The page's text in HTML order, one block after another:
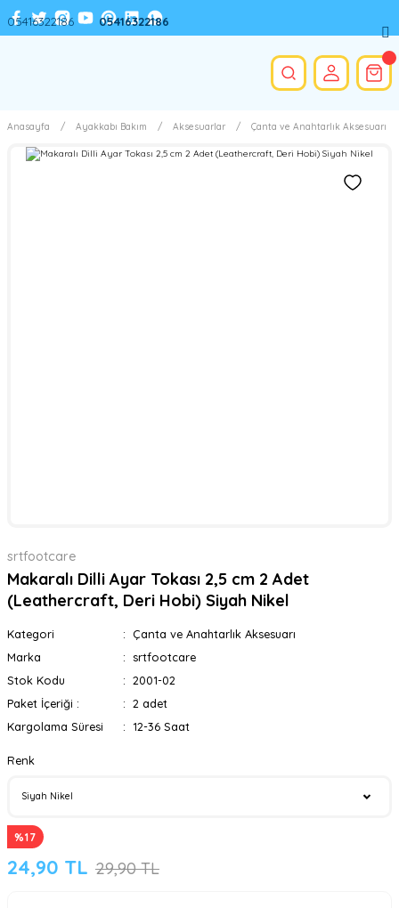
Anasayfa Ayakkabı Bakım Aksesuarlar Çanta ve Anahtarlık Aksesuarı
srtfootcare
Makaralı Dilli Ayar Tokası 2,5 cm 2 Adet
(Leathercraft, Deri Hobi) Siyah Nikel
Kategori
Çanta ve Anahtarlık Aksesuarı
Marka
srtfootcare
Stok Kodu
2001-02
Paket İçeriği :
2 adet
Kargolama Süresi
12-36 Saat
Renk
%17
24,90 TL 29,90 TL
05416322186 05416322186